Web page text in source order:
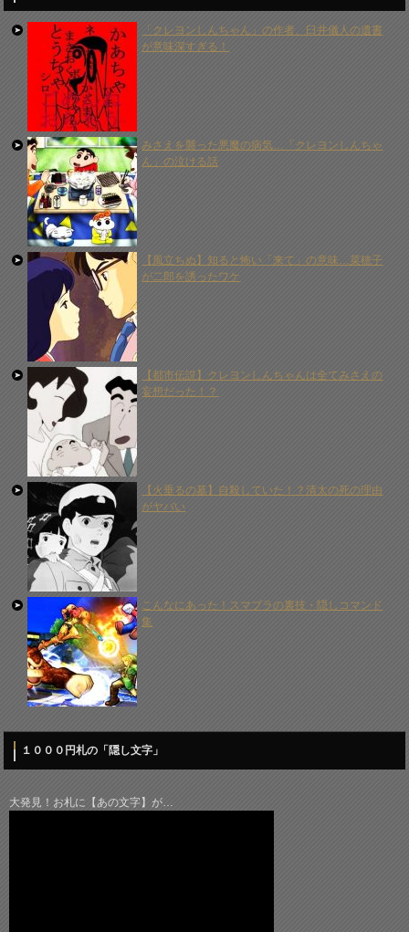
「クレヨンしんちゃん」の作者、臼井儀人の遺書
が意味深すぎる！
みさえを襲った悪魔の病気…「クレヨンしんちゃ
ん」の泣ける話
【風立ちぬ】知ると怖い「来て」の意味…菜穂子
が二郎を誘ったワケ
【都市伝説】クレヨンしんちゃんは全てみさえの
妄想だった！？
【火垂るの墓】自殺していた！？清太の死の理由
がヤバい
こんなにあった！スマブラの裏技・隠しコマンド
集
１０００円札の「隠し文字」
大発見！お札に【あの文字】が…